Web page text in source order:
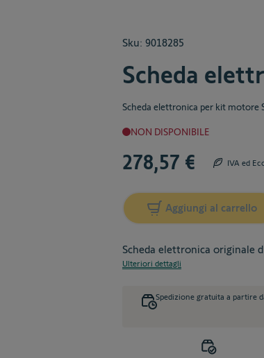
Sku: 9018285
Scheda
Scheda elettronica per kit motore
NON DISPONIBILE
278,57 € IVA ed
Aggiungi al carrello
Scheda elettronica originale
Ulteriori dettagli
Spedizione gratuita a partire